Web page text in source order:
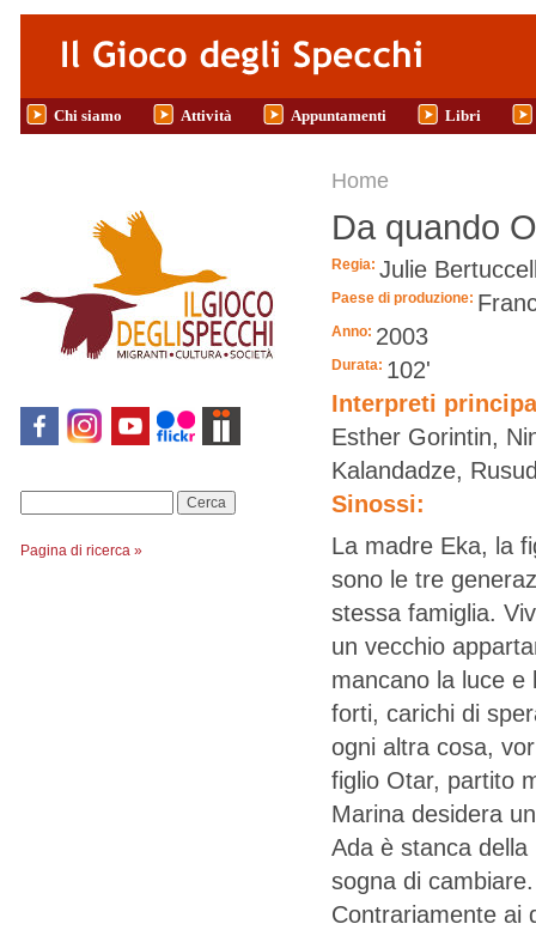
Salta al contenuto principale
Chi siamo Attività Appuntamenti Libri
Pagina di ricerca »
Tu sei qui
Home
Da quando
Regia: Julie
Paese di produzione:
Anno: 2003
Durata: 102'
Interpreti
Esther Gorintin,
Kalandadze,
Sinossi:
La madre Eka, la
sono le tre
stessa famiglia.
un vecchio
mancano la luce
forti, carichi di
ogni altra cosa,
figlio Otar, partito
Marina desidera
Ada è stanca
sogna di cambiare.
Contrariamente ai